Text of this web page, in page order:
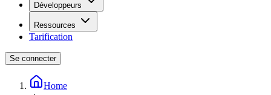
Développeurs
Ressources
Tarification
Se connecter
Home